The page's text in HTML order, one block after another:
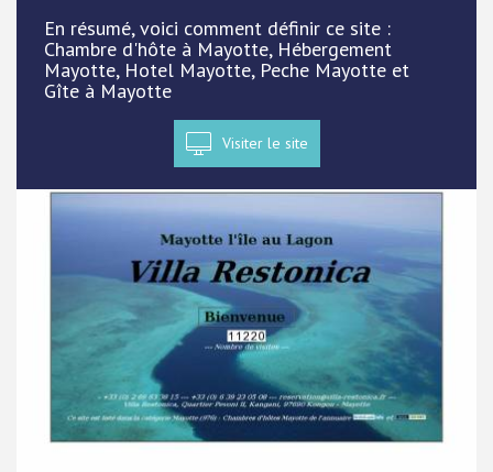
En résumé, voici comment définir ce site :
Chambre d'hôte à Mayotte, Hébergement
Mayotte, Hotel Mayotte, Peche Mayotte et
Gîte à Mayotte
Visiter le site